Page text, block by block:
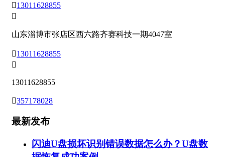
13011628855

山东淄博市张店区西六路齐赛科技一期4047室
13011628855

13011628855
357178028
最新发布
闪迪U盘损坏识别错误数据怎么办？U盘数